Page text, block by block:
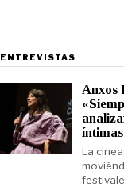
ENTREVISTAS
Anxos
La